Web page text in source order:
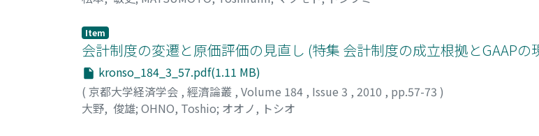
Item
会計制度の変遷と原価評価の見直し (特集 会計制度の成立根拠とGAAPの
kronso_184_3_57.pdf(1.11 MB)
( 京都大学経済学会 , 經濟論叢 , Volume 184 , Issue 3 , 2010 , pp.57-73 )
大野, 俊雄; OHNO, Toshio; オオノ, トシオ